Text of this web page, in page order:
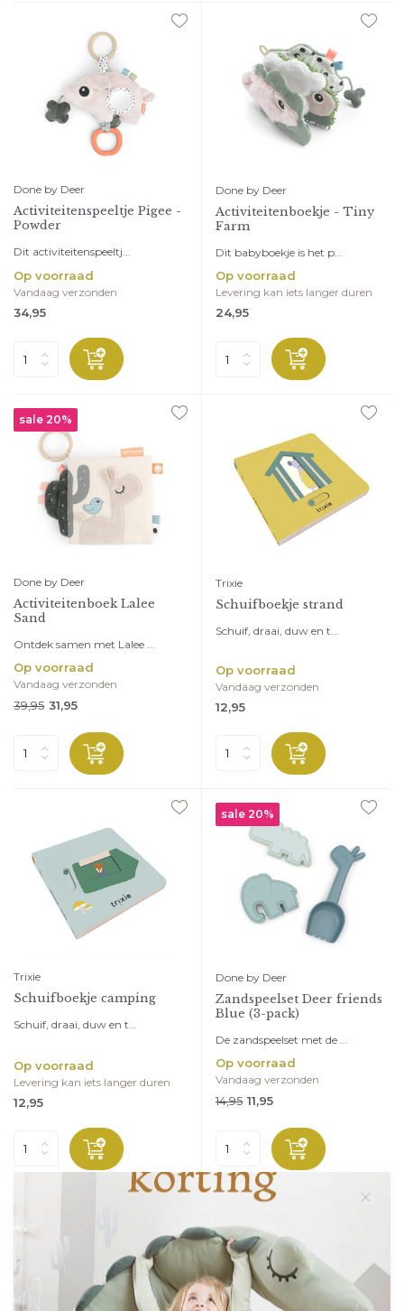
Done by Deer
Activiteitenspeeltje Pigee -
Powder
Dit activiteitenspeeltj...
Op voorraad
Vandaag verzonden
34,95
Done by Deer
Activiteitenboekje - Tiny
Farm
Dit babyboekje is het p...
Op voorraad
Levering kan iets langer duren
24,95
sale 20%
Done by Deer
Activiteitenboek Lalee
Sand
Ontdek samen met Lalee ...
Op voorraad
Vandaag verzonden
39,95 31,95
Trixie
Schuifboekje strand
Schuif, draai, duw en t...
Op voorraad
Vandaag verzonden
12,95
Trixie
Schuifboekje camping
Schuif, draai, duw en t...
Op voorraad
Levering kan iets langer duren
12,95
sale 20%
Done by Deer
Zandspeelset Deer friends
Blue (3-pack)
De zandspeelset met de ...
Op voorraad
Vandaag verzonden
14,95 11,95